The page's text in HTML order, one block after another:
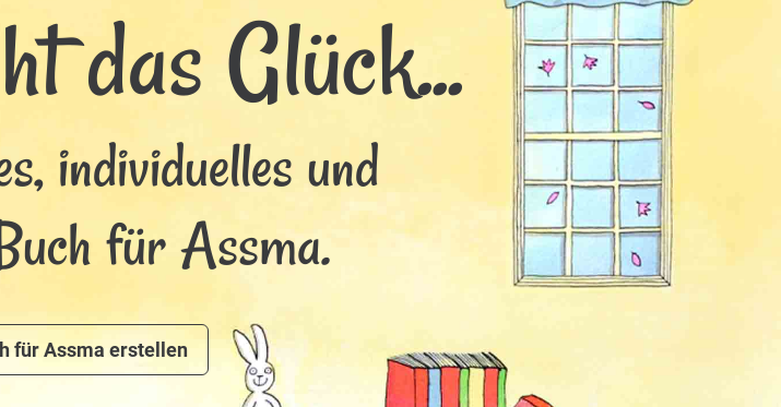
das Glück...
individuelles und
für Assma.
für Assma erstellen